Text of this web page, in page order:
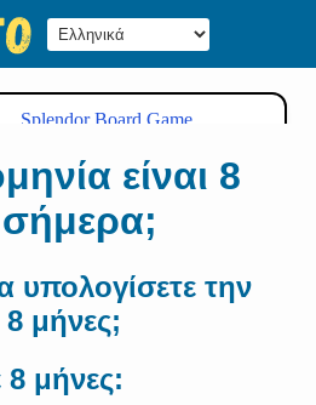
είναι 8
υπολογίσετε την
μήνες;
μήνες: